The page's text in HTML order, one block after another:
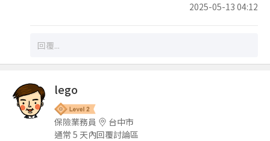
2025-05-13 04:12
lego
保險業務員
台中市
通常 5 天內回覆討論區